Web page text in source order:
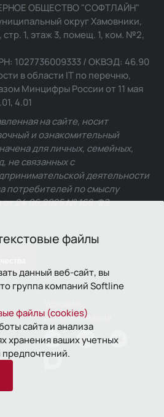
файлы
данный веб-сайт, вы
группа компаний Softline
файлы (cookies)
сайта и анализа
хранения ваших учетных
предпочтений.
ОБЩЕСТВО "СОФТЛАЙН"
округ Хамовники,
стр. 1, этаж 3, помещ. 1, ком. №2,
1027736009333 / ОКВЭД: 46.90
в области IT по перечню,
Минцифры России от 11 мая
4.01
на сайте, носит
и ознакомительный
для личных, семейных,
не связанных с
деятельности
потребителей по смыслу
от 24.06.2025 № 168-ФЗ.
использования